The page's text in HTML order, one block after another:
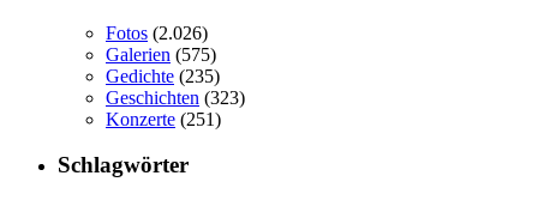
Fotos (2.026)
Galerien (575)
Gedichte (235)
Geschichten (323)
Konzerte (251)
Schlagwörter